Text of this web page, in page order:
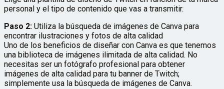
personal y el tipo de contenido que vas a transmitir.
Paso 2: Utiliza la búsqueda de imágenes de Canva para
encontrar ilustraciones y fotos de alta calidad
Uno de los beneficios de diseñar con Canva es que tenemos
una biblioteca de imágenes ilimitada de alta calidad. No
necesitas ser un fotógrafo profesional para obtener
imágenes de alta calidad para tu banner de Twitch;
simplemente usa la búsqueda de imágenes de Canva.